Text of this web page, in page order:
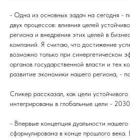
- Одна из основных задач на сегодня -
двух процессов: влияния целей
региона и внедрения этих целей в
компаний. Я считаю, что достижение
возможно только при синергетическом
органов государственной власти и тех
развитие экономики нашего региона, -
Спикер рассказал, как цели
интегрированы в глобальные цели -
- Впервые концепция дуальности
сформулирована в конце прошлого века.